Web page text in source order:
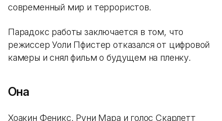
современный мир и террористов.
Парадокс работы заключается в том, что
режиссер Уоли Пфистер отказался от цифровой
камеры и снял фильм о будущем на пленку.
Она
Хоакин Феникс, Руни Мара и голос Скарлетт